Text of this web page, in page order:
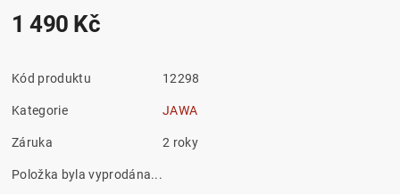
1 490 Kč
Kód produktu 12298
Kategorie JAWA
Záruka 2 roky
Položka byla vyprodána...